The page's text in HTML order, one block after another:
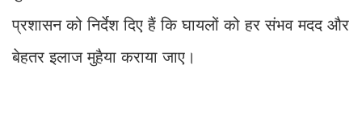
प्रशासन को निर्देश दिए हैं कि घायलों को हर संभव मदद और
बेहतर इलाज मुहैया कराया जाए।